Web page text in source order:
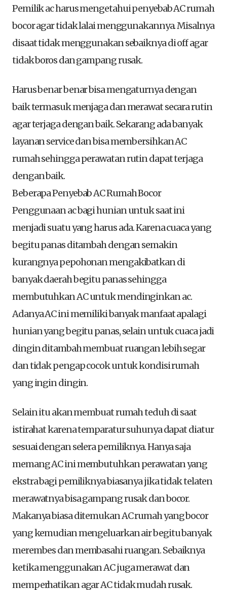
Pemilik ac harus mengetahui penyebab AC rumah
bocor agar tidak lalai menggunakannya. Misalnya
disaat tidak menggunakan sebaiknya di off agar
tidak boros dan gampang rusak.
Harus benar benar bisa mengaturnya dengan
baik termasuk menjaga dan merawat secara rutin
agar terjaga dengan baik. Sekarang ada banyak
layanan service dan bisa membersihkan AC
rumah sehingga perawatan rutin dapat terjaga
dengan baik.
Beberapa Penyebab AC Rumah Bocor
Penggunaan ac bagi hunian untuk saat ini
menjadi suatu yang harus ada. Karena cuaca yang
begitu panas ditambah dengan semakin
kurangnya pepohonan mengakibatkan di
banyak daerah begitu panas sehingga
membutuhkan AC untuk mendinginkan ac.
Adanya AC ini memiliki banyak manfaat apalagi
hunian yang begitu panas, selain untuk cuaca jadi
dingin ditambah membuat ruangan lebih segar
dan tidak pengap cocok untuk kondisi rumah
yang ingin dingin.
Selain itu akan membuat rumah teduh di saat
istirahat karena temparatur suhunya dapat diatur
sesuai dengan selera pemiliknya. Hanya saja
memang AC ini membutuhkan perawatan yang
ekstra bagi pemiliknya biasanya jika tidak telaten
merawatnya bisa gampang rusak dan bocor.
Makanya biasa ditemukan AC rumah yang bocor
yang kemudian mengeluarkan air begitu banyak
merembes dan membasahi ruangan. Sebaiknya
ketika menggunakan AC juga merawat dan
memperhatikan agar AC tidak mudah rusak.